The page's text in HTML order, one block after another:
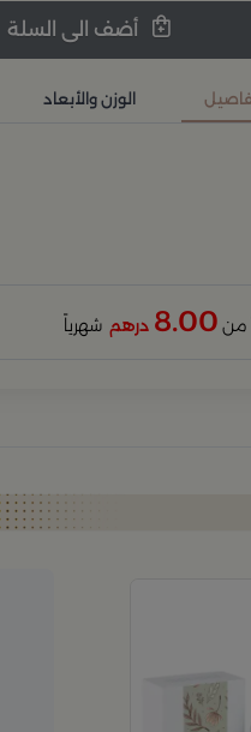
أضف الى السلة
الوزن والأبعاد
8.00 درهم شهرياً